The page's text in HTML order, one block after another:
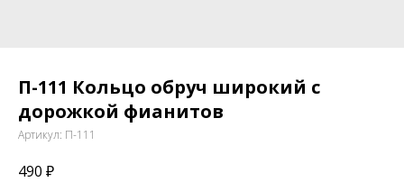
П-111 Кольцо обруч широкий с
дорожкой фианитов
Артикул: П-111
490 ₽